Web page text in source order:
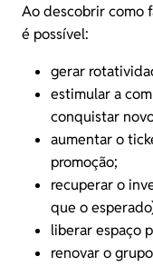
Ao descobrir como
é possível:
gerar
estimular a
conquistar
aumentar o
promoção;
recuperar o
que o
liberar espaço
renovar o